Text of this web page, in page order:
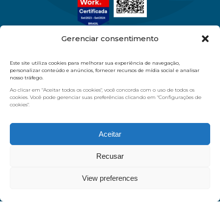
Gerenciar consentimento
Este site utiliza cookies para melhorar sua experiência de navegação,
personalizar conteúdo e anúncios, fornecer recursos de mídia social e analisar
nosso tráfego.
Ao clicar em "Aceitar todos os cookies", você concorda com o uso de todos os
cookies. Você pode gerenciar suas preferências clicando em "Configurações de
cookies".
Aceitar
Recusar
View preferences
11 2084.5454
11 97386-9570
R. Pereira Jácome, 26 - Moóca - São Paulo/SP